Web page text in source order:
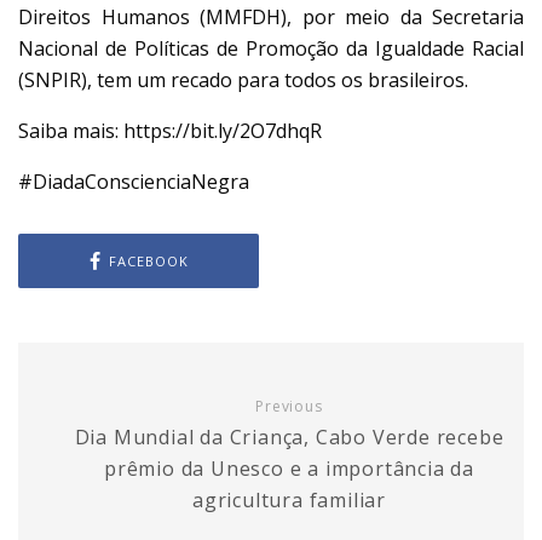
Direitos Humanos (MMFDH), por meio da Secretaria
Nacional de Políticas de Promoção da Igualdade Racial
(SNPIR), tem um recado para todos os brasileiros.
Saiba mais: https://bit.ly/2O7dhqR
#DiadaConscienciaNegra
FACEBOOK
Previous
Dia Mundial da Criança, Cabo Verde recebe
prêmio da Unesco e a importância da
agricultura familiar